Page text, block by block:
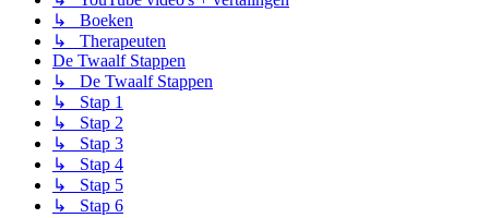
↳ Boeken
↳ Therapeuten
De Twaalf Stappen
↳ De Twaalf Stappen
↳ Stap 1
↳ Stap 2
↳ Stap 3
↳ Stap 4
↳ Stap 5
↳ Stap 6